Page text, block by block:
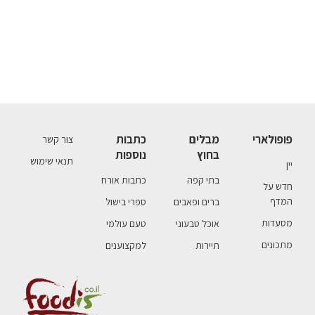
פופולארי
יין
חדש על
המדף
מסעדות
מתכונים
מבלים
בחוץ
בתי קפה
ברים ופאבים
אוכל טבעוני
תיירות
כתבות
נוספות
כתבות אורח
ספרי בישול
טעם עולמי
למקצוענים
צור קשר
תנאי שימוש